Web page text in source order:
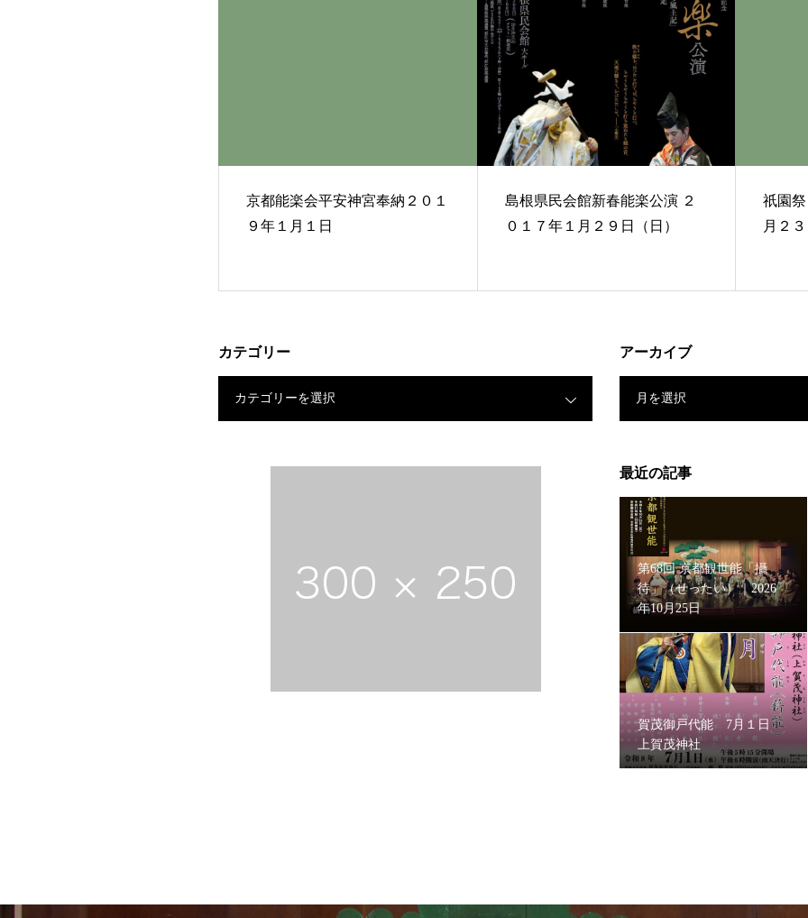
京都能楽会平安神宮奉納２０１
９年１月１日
島根県民会館新春能楽公演 ２
０１７年１月２９日（日）
祇園祭 宵
月２
カテゴリー
カテゴリーを選択
アーカイブ
月を選択
最近の記事
第68回 京都観世能「攝
待」（せったい）｜2026
年10月25日
賀茂御戸代能 7月１日
上賀茂神社